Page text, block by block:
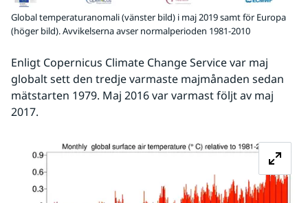
Global temperaturanomali (vänster bild) i maj 2019 samt för Europa
(höger bild). Avvikelserna avser normalperioden 1981-2010
Enligt Copernicus Climate Change Service var maj
globalt sett den tredje varmaste majmånaden sedan
mätstarten 1979. Maj 2016 var varmast följt av maj
2017.